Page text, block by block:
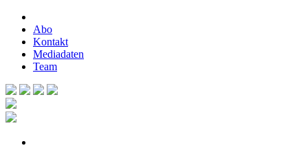
Abo
Kontakt
Mediadaten
Team